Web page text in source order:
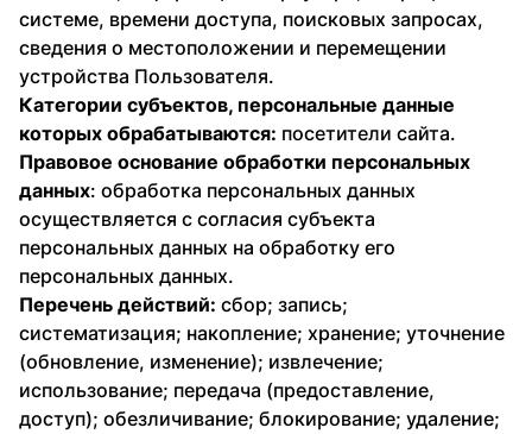
системе, времени доступа, поисковых запросах,
сведения о местоположении и перемещении
устройства Пользователя.
Категории субъектов, персональные данные
которых обрабатываются: посетители сайта.
Правовое основание обработки персональных
данных: обработка персональных данных
осуществляется с согласия субъекта
персональных данных на обработку его
персональных данных.
Перечень действий: сбор; запись;
систематизация; накопление; хранение; уточнение
(обновление, изменение); извлечение;
использование; передача (предоставление,
доступ); обезличивание; блокирование; удаление;